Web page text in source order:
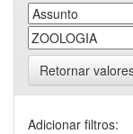
Retornar
Adicionar filtros: